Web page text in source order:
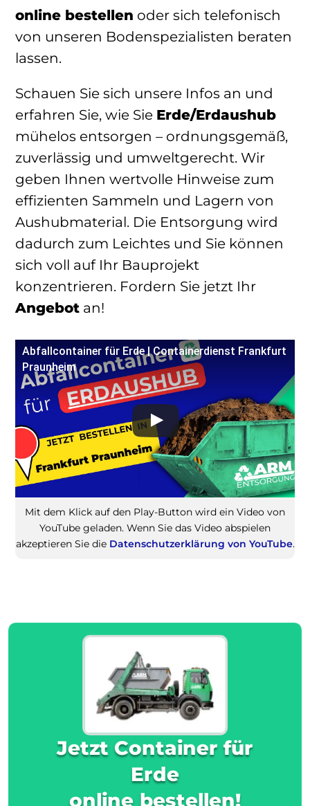
online bestellen oder sich telefonisch
von unseren Bodenspezialisten beraten
lassen.
Schauen Sie sich unsere Infos an und
erfahren Sie, wie Sie Erde/Erdaushub
mühelos entsorgen – ordnungsgemäß,
zuverlässig und umweltgerecht. Wir
geben Ihnen wertvolle Hinweise zum
effizienten Sammeln und Lagern von
Aushubmaterial. Die Entsorgung wird
dadurch zum Leichtes und Sie können
sich voll auf Ihr Bauprojekt
konzentrieren. Fordern Sie jetzt Ihr
Angebot an!
Abfallcontainer für Erde | Containerdienst Frankfurt
Praunheim
Mit dem Klick auf den Play-Button wird ein Video von
YouTube geladen. Wenn Sie das Video abspielen
akzeptieren Sie die Datenschutzerklärung von YouTube.
Jetzt Container für
Erde
online bestellen!